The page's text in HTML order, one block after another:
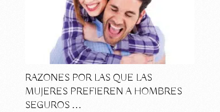
RAZONES POR LAS QUE LAS
MUJERES PREFIEREN A HOMBRES
SEGUROS …